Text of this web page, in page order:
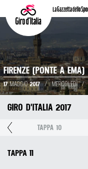
FIRENZE (PONTE A EMA)
17MAGGIO2017 / MERCOLEDÌ /
GIRO D'ITALIA 2017
TAPPA 10
TAPPA 11